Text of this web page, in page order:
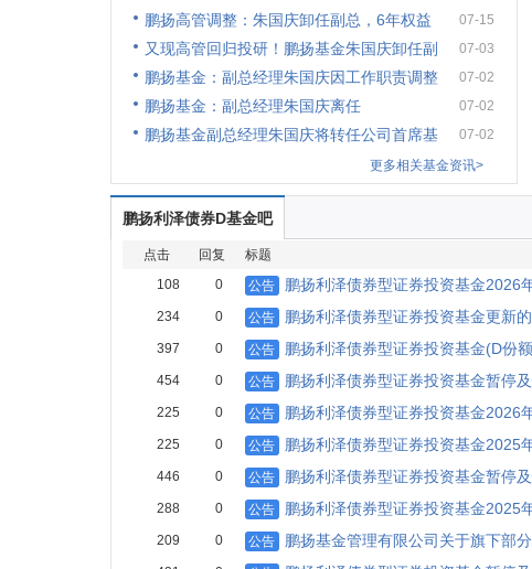
鹏扬高管调整：朱国庆卸任副总，6年权益 07-15
又现高管回归投研！鹏扬基金朱国庆卸任副 07-03
鹏扬基金：副总经理朱国庆因工作职责调整 07-02
鹏扬基金：副总经理朱国庆离任 07-02
鹏扬基金副总经理朱国庆将转任公司首席基
07-02
更多相关基金资讯>
鹏扬利泽债券D基金吧
点击 回复 标题
108
0 公告 鹏扬利泽债券型证券投资基金2026
234 0 公告 鹏扬利泽债券型证券投资基金更新
397 0 公告 鹏扬利泽债券型证券投资基金(D份
454 0 公告 鹏扬利泽债券型证券投资基金暂停
225 0 公告 鹏扬利泽债券型证券投资基金2026
225 0 公告 鹏扬利泽债券型证券投资基金2025
446 0 公告 鹏扬利泽债券型证券投资基金暂停
288 0 公告 鹏扬利泽债券型证券投资基金2025
209 0 公告 鹏扬基金管理有限公司关于旗下部